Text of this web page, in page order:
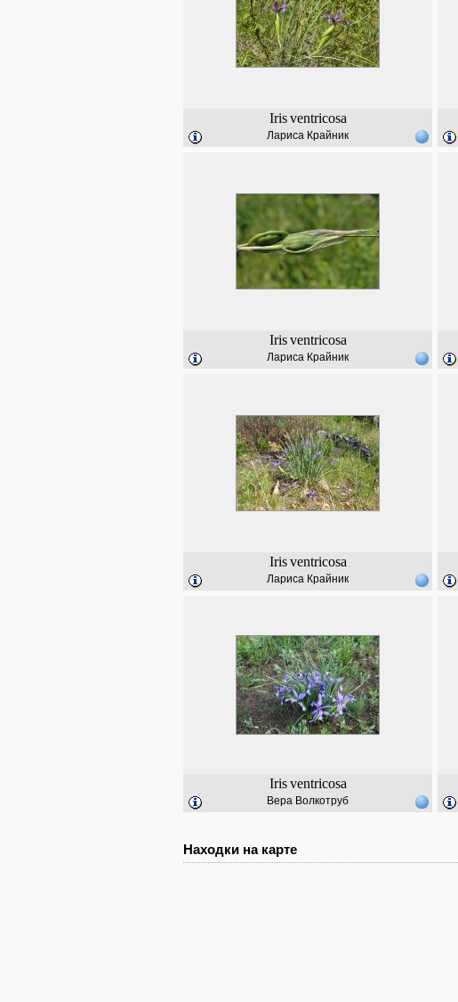
Iris ventricosa
Лариса Крайник
Iris ventricosa
Лариса Крайник
Iris ventricosa
Лариса Крайник
Iris ventricosa
Вера Волкотруб
Находки на карте